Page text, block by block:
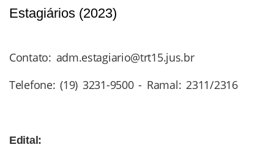
Estagiários (2023)
Contato: adm.estagiario@trt15.jus.br
Telefone: (19) 3231-9500 - Ramal: 2311/2316
Edital: